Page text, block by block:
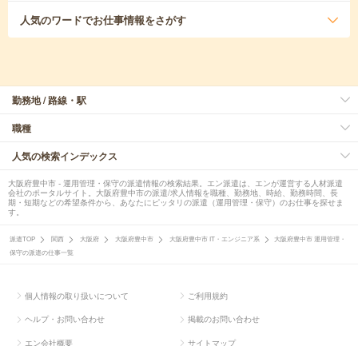
人気のワードでお仕事情報をさがす
勤務地 / 路線・駅
職種
人気の検索インデックス
大阪府豊中市 - 運用管理・保守の派遣情報の検索結果。エン派遣は、エンが運営する人材派遣
会社のポータルサイト。大阪府豊中市の派遣/求人情報を職種、勤務地、時給、勤務時間、長
期・短期などの希望条件から、あなたにピッタリの派遣（運用管理・保守）のお仕事を探せま
す。
派遣TOP 関西 大阪府 大阪府豊中市 大阪府豊中市 IT・エンジニア系
大阪府豊中市 運用管理・
保守の派遣の仕事一覧
個人情報の取り扱いについて ご利用規約
ヘルプ・お問い合わせ 掲載のお問い合わせ
エン会社概要 サイトマップ